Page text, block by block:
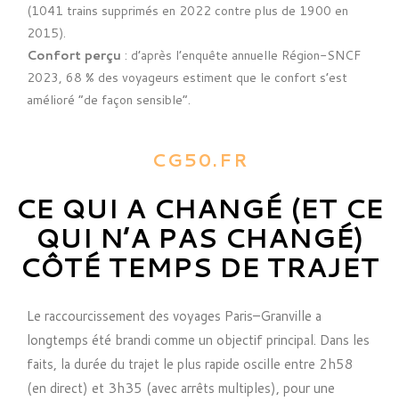
(1041 trains supprimés en 2022 contre plus de 1900 en
2015).
Confort perçu : d’après l’enquête annuelle Région-SNCF
2023, 68 % des voyageurs estiment que le confort s’est
amélioré “de façon sensible”.
CG50.FR
CE QUI A CHANGÉ (ET CE
QUI N’A PAS CHANGÉ)
CÔTÉ TEMPS DE TRAJET
Le raccourcissement des voyages Paris–Granville a
longtemps été brandi comme un objectif principal. Dans les
faits, la durée du trajet le plus rapide oscille entre 2h58
(en direct) et 3h35 (avec arrêts multiples), pour une